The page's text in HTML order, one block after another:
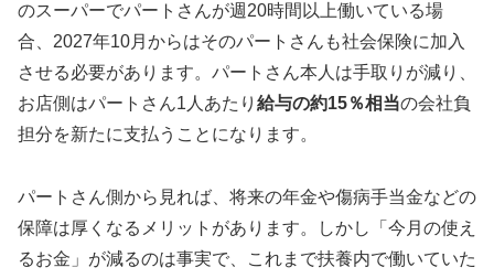
のスーパーでパートさんが週20時間以上働いている場
合、2027年10月からはそのパートさんも社会保険に加入
させる必要があります。パートさん本人は手取りが減り、
お店側はパートさん1人あたり 給与の約15％相当の会社負
担分を新たに支払うことになります。
パートさん側から見れば、将来の年金や傷病手当金などの
保障は厚くなるメリットがあります。しかし「今月の使え
るお金」が減るのは事実で、これまで扶養内で働いていた